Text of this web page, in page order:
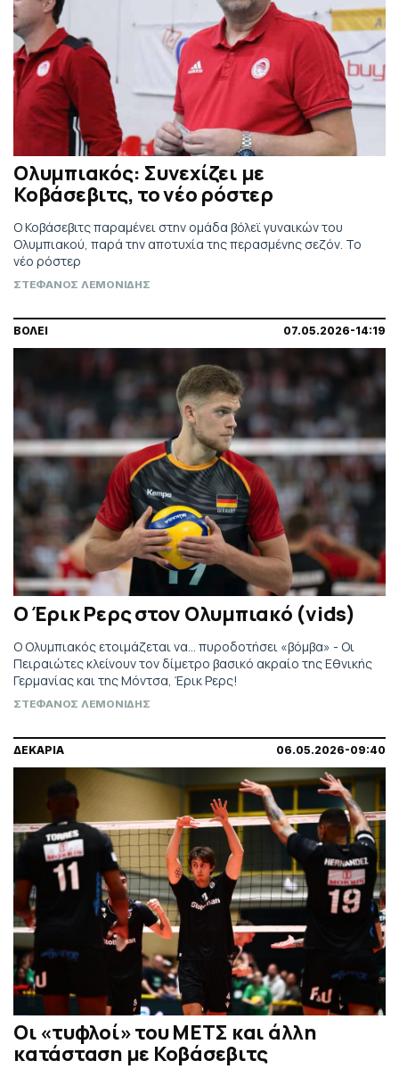
Ολυμπιακός: Συνεχίζει με
Κοβάσεβιτς, το νέο ρόστερ
Ο Κοβάσεβιτς παραμένει στην ομάδα βόλεϊ γυναικών του
Ολυμπιακού, παρά την αποτυχία της περασμένης σεζόν. Το
νέο ρόστερ
ΣΤΕΦΑΝΟΣ ΛΕΜΟΝΙΔΗΣ
ΒΟΛΕΙ 07.05.2026-14:19
Ο Έρικ Ρερς στον Ολυμπιακό (vids)
Ο Ολυμπιακός ετοιμάζεται να... πυροδοτήσει «βόμβα» - Οι
Πειραιώτες κλείνουν τον δίμετρο βασικό ακραίο της Εθνικής
Γερμανίας και της Μόντσα, Έρικ Ρερς!
ΣΤΕΦΑΝΟΣ ΛΕΜΟΝΙΔΗΣ
ΔΕΚΑΡΙΑ 06.05.2026-09:40
Οι «τυφλοί» του ΜΕΤΣ και άλλη
κατάσταση με Κοβάσεβιτς